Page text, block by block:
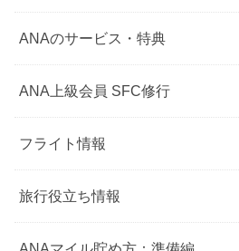
ANAのサービス・特典
ANA上級会員 SFC修行
フライト情報
旅行役立ち情報